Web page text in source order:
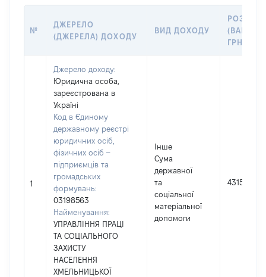
№
ДЖЕРЕЛО
(ДЖЕРЕЛА) ДОХОДУ
ВИД ДОХОДУ
РОЗМІР
ГРН
1
Джерело доходу:
Юридична особа,
зареєстрована в
Україні
Код в Єдиному
державному реєстрі
юридичних осіб,
фізичних осіб –
підприємців та
громадських
формувань:
03198563
Найменування:
УПРАВЛІННЯ ПРАЦІ
ТА СОЦІАЛЬНОГО
ЗАХИСТУ
НАСЕЛЕННЯ
ХМЕЛЬНИЦЬКОЇ
Інше
Сума
державної
та
соціальної
матеріальної
допомоги
4315